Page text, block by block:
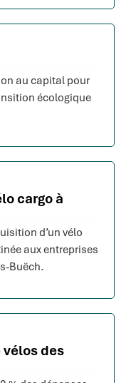
au capital pour
écologique
cargo à
d’un vélo
aux entreprises
Buëch.
des